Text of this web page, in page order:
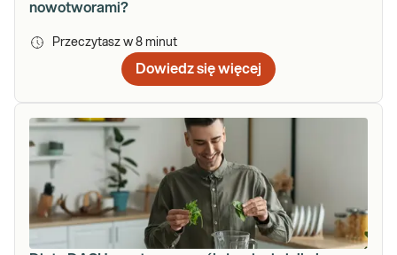
nowotworami?
Przeczytasz w 8 minut
Dowiedz się więcej